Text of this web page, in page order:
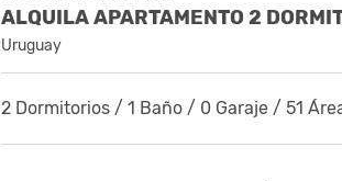
Uruguay
2 Dormitorios / 1 Baño / 0 Garaje / 51